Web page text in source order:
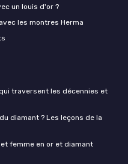
un louis d'or ?
les montres Herma
traversent les décennies et
diamant ? Les leçons de la
femme en or et diamant